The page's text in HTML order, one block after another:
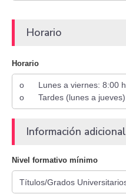
Horario
Horario
Información adicional
Nivel formativo mínimo